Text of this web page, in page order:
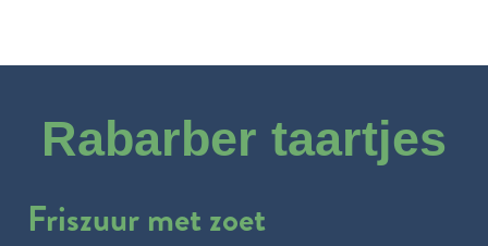
Rabarber taartjes
Friszuur met zoet